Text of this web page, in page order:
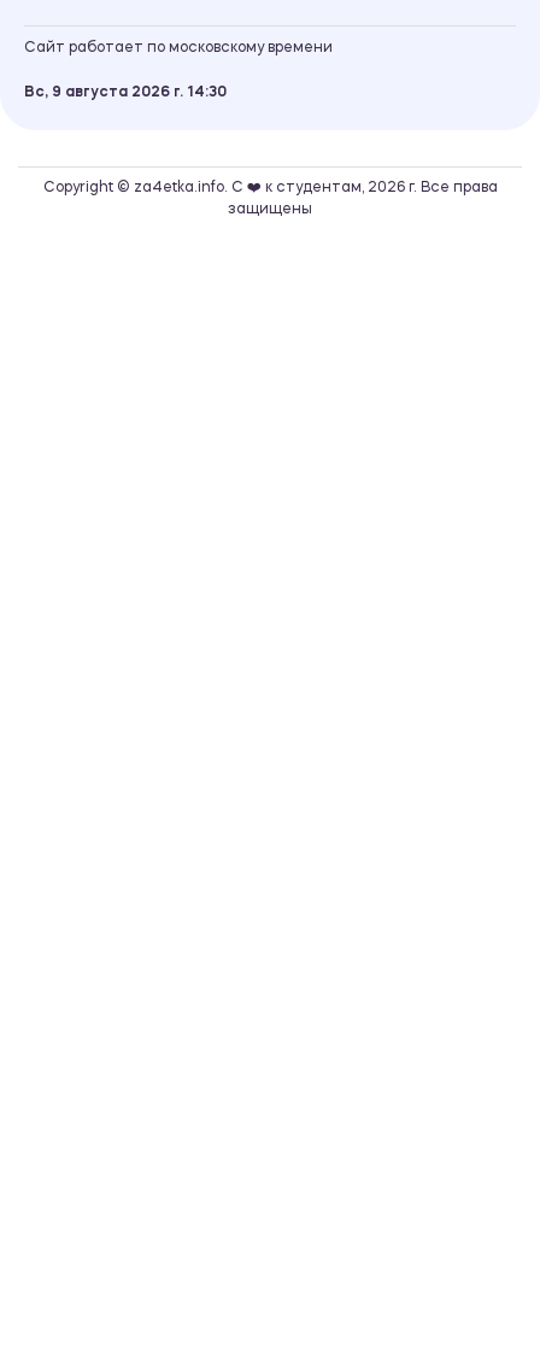
Сайт работает по московскому времени
Вс, 9 августа 2026 г. 14 30
Copyright © za4etka.info. С ❤️ к студентам, 2026 г. Все права
защищены